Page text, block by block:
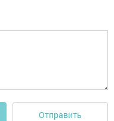
Отправить